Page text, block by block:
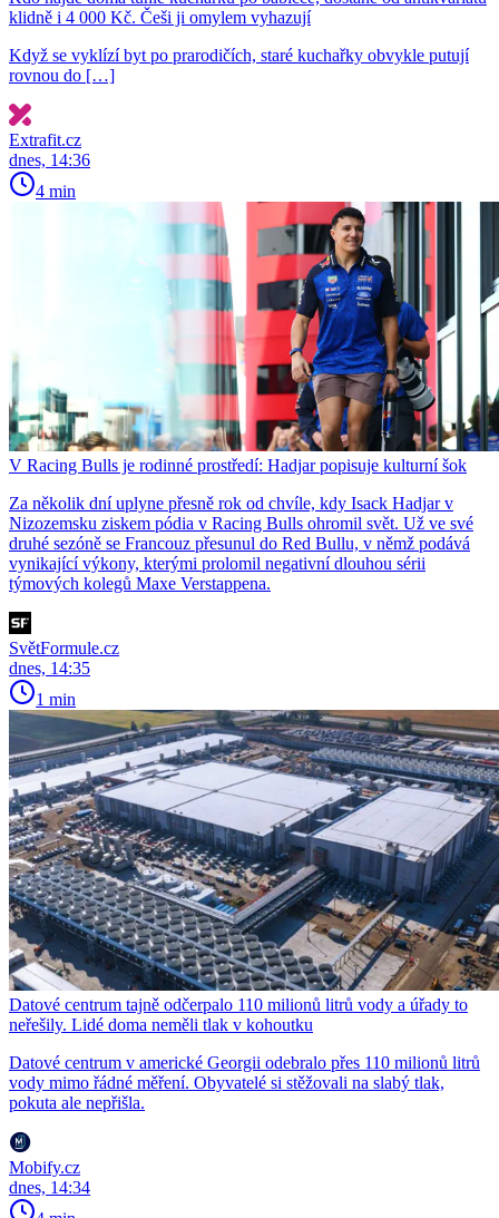
klidně i 4 000 Kč. Češi ji omylem vyhazují
Když se vyklízí byt po prarodičích, staré kuchařky obvykle putují
rovnou do […]
Extrafit.cz
dnes, 14:36
4 min
V Racing Bulls je rodinné prostředí: Hadjar popisuje kulturní šok
Za několik dní uplyne přesně rok od chvíle, kdy Isack Hadjar v
Nizozemsku ziskem pódia v Racing Bulls ohromil svět. Už ve své
druhé sezóně se Francouz přesunul do Red Bullu, v němž podává
vynikající výkony, kterými prolomil negativní dlouhou sérii
týmových kolegů Maxe Verstappena.
SvětFormule.cz
dnes, 14:35
1 min
Datové centrum tajně odčerpalo 110 milionů litrů vody a úřady to
neřešily. Lidé doma neměli tlak v kohoutku
Datové centrum v americké Georgii odebralo přes 110 milionů litrů
vody mimo řádné měření. Obyvatelé si stěžovali na slabý tlak,
pokuta ale nepřišla.
Mobify.cz
dnes, 14:34